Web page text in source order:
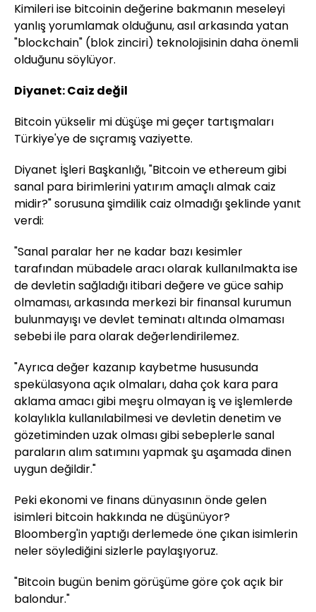
Kimileri ise bitcoinin değerine bakmanın meseleyi
yanlış yorumlamak olduğunu, asıl arkasında yatan
"blockchain" (blok zinciri) teknolojisinin daha önemli
olduğunu söylüyor.
Diyanet: Caiz değil
Bitcoin yükselir mi düşüşe mi geçer tartışmaları
Türkiye'ye de sıçramış vaziyette.
Diyanet İşleri Başkanlığı, "Bitcoin ve ethereum gibi
sanal para birimlerini yatırım amaçlı almak caiz
midir?" sorusuna şimdilik caiz olmadığı şeklinde yanıt
verdi:
"Sanal paralar her ne kadar bazı kesimler
tarafından mübadele aracı olarak kullanılmakta ise
de devletin sağladığı itibari değere ve güce sahip
olmaması, arkasında merkezi bir finansal kurumun
bulunmayışı ve devlet teminatı altında olmaması
sebebi ile para olarak değerlendirilemez.
"Ayrıca değer kazanıp kaybetme hususunda
spekülasyona açık olmaları, daha çok kara para
aklama amacı gibi meşru olmayan iş ve işlemlerde
kolaylıkla kullanılabilmesi ve devletin denetim ve
gözetiminden uzak olması gibi sebeplerle sanal
paraların alım satımını yapmak şu aşamada dinen
uygun değildir."
Peki ekonomi ve finans dünyasının önde gelen
isimleri bitcoin hakkında ne düşünüyor?
Bloomberg'inyaptığı derlemede öne çıkan isimlerin
neler söylediğini sizlerle paylaşıyoruz.
"Bitcoin bugün benim görüşüme göre çok açık bir
balondur."